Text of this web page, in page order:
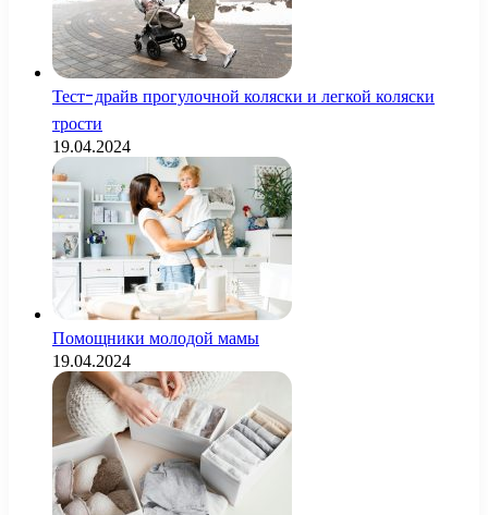
Тест-драйв прогулочной коляски и легкой коляски
трости
19.04.2024
Помощники молодой мамы
19.04.2024